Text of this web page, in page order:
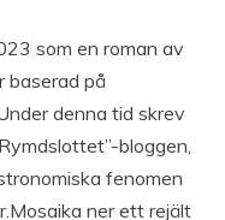
som en roman av
baserad på
denna tid skrev
bloggen,
fenomen
ner ett rejält